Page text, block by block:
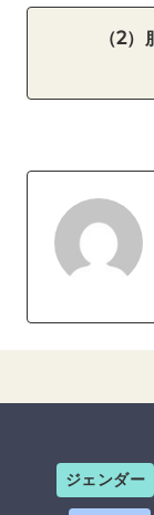
（2
ジェンダー